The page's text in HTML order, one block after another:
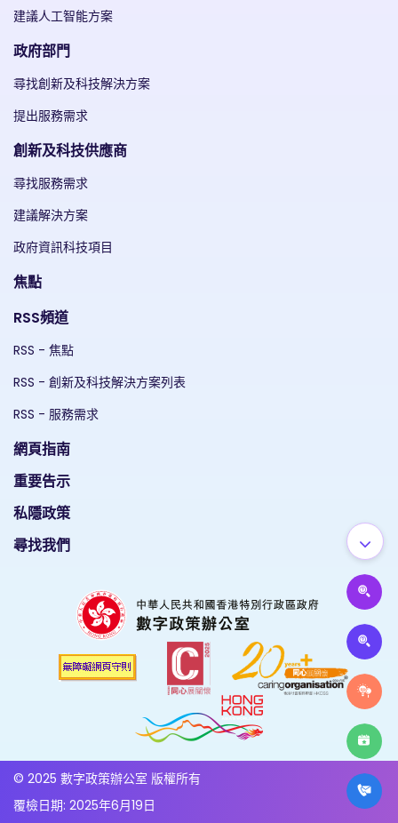
建議人工智能方案
政府部門
尋找創新及科技解決方案
提出服務需求
創新及科技供應商
尋找服務需求
建議解決方案
政府資訊科技項目
焦點
RSS頻道
RSS - 焦點
RSS - 創新及科技解決方案列表
RSS - 服務需求
網頁指南
重要告示
私隱政策
尋找我們
© 2025 數字政策辦公室 版權所有
覆檢日期: 2025年6月19日